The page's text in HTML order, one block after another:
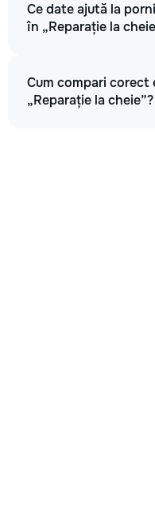
Ce date ajută la
în „Reparație la
Cum compari
„Reparație la cheie”?